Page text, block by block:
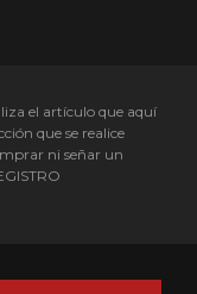
el artículo que aquí
que se realice
ni señar un